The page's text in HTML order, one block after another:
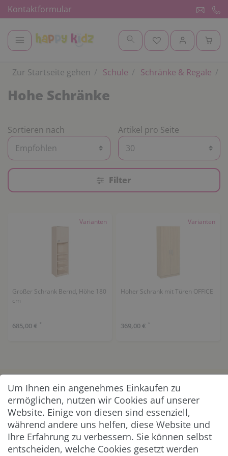
Kontaktformular
Zur Startseite gehen Schule Schränke & Regale
Hohe Schränke
Sortieren nach Artikel pro Seite
Filter
Varianten
Großer Schrank Bernd, Höhe 180
cm
685,00 € *
Varianten
Hoher Schrank mit Türen OFFICE
369,00 € *
KUNDENSERVICE
UNTERNEHMEN & SERVICE
INFORMATION
Um Ihnen ein angenehmes Einkaufen zu
ermöglichen, nutzen wir Cookies auf unserer
Website. Einige von diesen sind essenziell,
während andere uns helfen, diese Website und
Ihre Erfahrung zu verbessern. Sie können selbst
entscheiden, welche Cookies gesetzt werden